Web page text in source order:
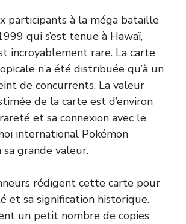
participants à la méga bataille
qui s’est tenue à Hawaï,
incroyablement rare. La carte
n’a été distribuée qu’à un
de concurrents. La valeur
de la carte est d’environ
et sa connexion avec le
international Pokémon
grande valeur.
rédigent cette carte pour
et sa signification historique.
un petit nombre de copies